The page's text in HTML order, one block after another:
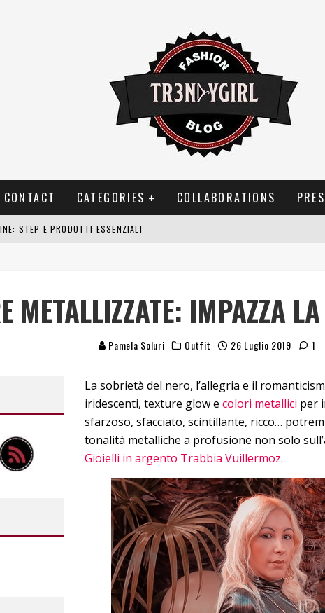
CONTACT CATEGORIES COLLABORATIONS
STEP E PRODOTTI ESSENZIALI
NEI COSTUMI DA BAGNO DA DONNA: COSA NON PASSA MAI DI MODA?
METALLIZZATE: IMPAZZA
Pamela Soluri Outfit 26 Luglio 2019 1
La sobrietà del nero, l’allegria e il
iridescenti, texture glow e colori metallici per
sfarzoso, sfacciato, scintillante, ricco…
tonalità metalliche a profusione non solo
Gioielli in argento Trabbia Vuillermoz.